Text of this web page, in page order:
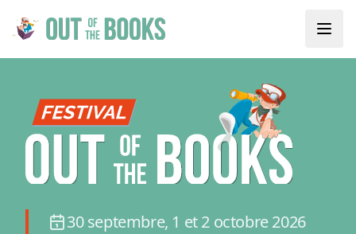
30 septembre, 1 et 2 octobre 2026